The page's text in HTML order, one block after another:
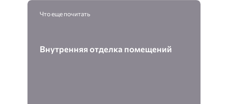
Что еще почитать
Внутренняя отделка помещений